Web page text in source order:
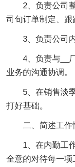
2、负责公司整
司旬订单制定、跟
3、负责公司内
4、负责与__厂
业务的沟通协调。
5、在销售淡季
打好基础。
二、简述工作
1、在内勤工作
全意的对待每一